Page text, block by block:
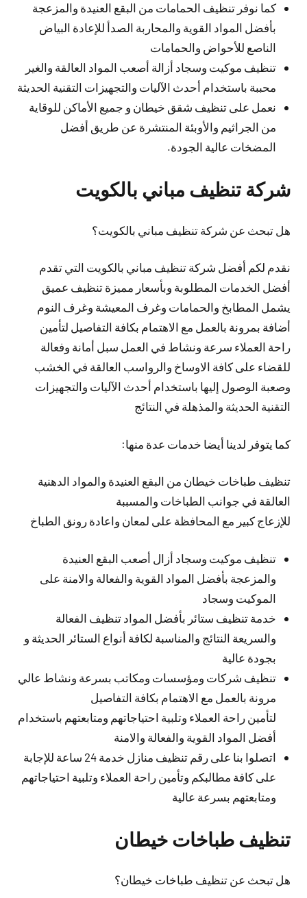
كما نوفر تنظيف الحمامات من البقع العنيدة والمزعجة
بأفضل المواد القوية والمحاربة الصدأ للإعادة البياض
الناصع للأحواض والحمامات
تنظيف موكيت وسجاد أزالة أصعب المواد العالقة والغير
محببة باستخدام أحدث الآليات والتجهيزات التقنية الحديثة
نعمل على تنظيف شقق خيطان و جميع الأماكن للوقاية
من الجراثيم والأوبئة المنتشرة عن طريق أفضل
المضخات عالية الجودة.
شركة تنظيف مباني بالكويت
هل تبحث عن شركة تنظيف مباني بالكويت؟
نقدم لكم أفضل شركة تنظيف مباني بالكويت التي تقدم
أفضل الخدمات المطلوبة وبأسعار مميزة تنظيف عميق
يشمل المطابخ والحمامات وغرف المعيشة وغرف النوم
أضافة بمرونة بالعمل مع الاهتمام بكافة التفاصيل لتأمين
راحة العملاء سرعة ونشاط في العمل سبل أمانة وفعالة
للقضاء على كافة الاوساخ والرواسب العالقة في الخشب
وصعبة الوصول إليها باستخدام أحدث الآليات والتجهيزات
التقنية الحديثة والمذهلة في النتائج
كما يتوفر لدينا أيضا خدمات عدة منها:
تنظيف طباخات خيطان من البقع العنيدة والمواد الدهنية
العالقة في جوانب الطباخات والمسببة
للإزعاج كبير مع المحافظة على لمعان واعادة رونق الطباخ
تنظيف موكيت وسجاد أزال أصعب البقع العنيدة
والمزعجة بأفضل المواد القوية والفعالة والامنة على
الموكيت وسجاد
خدمة تنظيف ستائر بأفضل المواد تنظيف الفعالة
والسريعة النتائج والمناسبة لكافة أنواع الستائر الحديثة و
بجودة عالية
تنظيف شركات ومؤسسات ومكاتب بسرعة ونشاط عالي
مرونة بالعمل مع الاهتمام بكافة التفاصيل
لتأمين راحة العملاء وتلبية احتياجاتهم ومتابعتهم باستخدام
أفضل المواد القوية والفعالة والامنة
اتصلوا بنا على رقم تنظيف منازل خدمة 24 ساعة للإجابة
على كافة مطالبكم وتأمين راحة العملاء وتلبية احتياجاتهم
ومتابعتهم بسرعة عالية
تنظيف طباخات خيطان
هل تبحث عن تنظيف طباخات خيطان؟